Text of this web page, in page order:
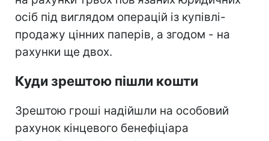
осіб під виглядом операцій із купівлі-
продажу цінних паперів, а згодом - на
рахунки ще двох.
Куди зрештою пішли кошти
Зрештою гроші надійшли на особовий
рахунок кінцевого бенефіціара